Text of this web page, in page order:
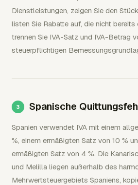
Dienstleistungen, zeigen Sie den
listen Sie Rabatte auf, die nicht bereits
trennen Sie IVA-Satz und IVA-Betrag
steuerpflichtigen
Spanische
Spanien verwendet IVA mit einem
%, einem ermäßigten Satz von 10 %
ermäßigten Satz von 4 %. Die
und Melilla liegen außerhalb des
Mehrwertsteuergebiets Spaniens,